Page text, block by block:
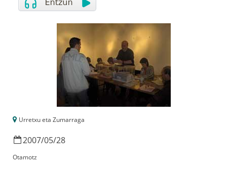
Urretxu eta Zumarraga
2007/05/28
Otamotz